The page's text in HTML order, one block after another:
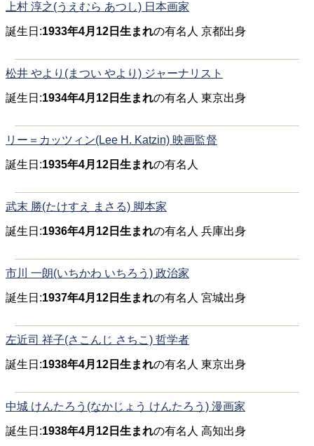
上村 淳之(うえむら あつし) 日本画家
誕生日:1933年4月12日生まれの有名人 京都出身
松井 やより(まつい やより) ジャーナリスト
誕生日:1934年4月12日生まれの有名人 東京出身
リー＝カッツィン(Lee H. Katzin) 映画監督
誕生日:1935年4月12日生まれの有名人
武末 勝(たけすえ まさる) 脚本家
誕生日:1936年4月12日生まれの有名人 兵庫出身
市川 一朗(いちかわ いちろう) 政治家
誕生日:1937年4月12日生まれの有名人 宮城出身
左近司 祥子(さこんじ さちこ) 哲学者
誕生日:1938年4月12日生まれの有名人 東京出身
中城 けんたろう(なかじょう けんたろう) 漫画家
誕生日:1938年4月12日生まれの有名人 高知出身